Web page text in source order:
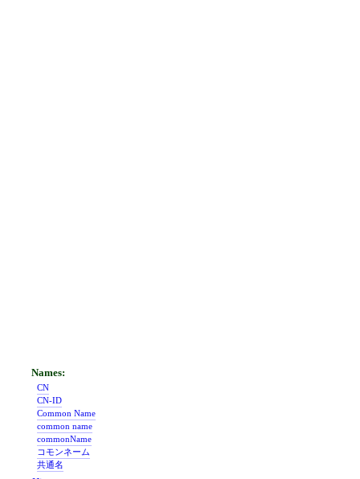
CN
CN-ID
Common Name
common name
commonName
コモンネーム
共通名